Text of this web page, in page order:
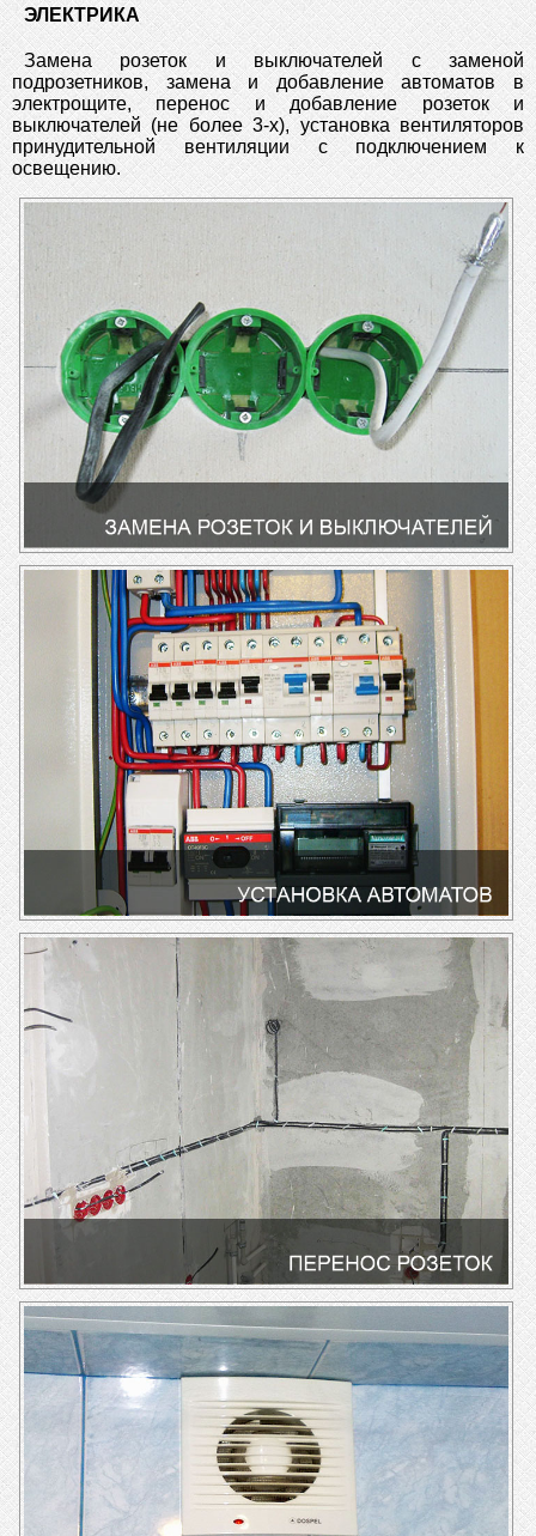
ЭЛЕКТРИКА
Замена розеток и выключателей с заменой
подрозетников, замена и добавление автоматов в
электрощите, перенос и добавление розеток и
выключателей (не более 3-х), установка вентиляторов
принудительной вентиляции с подключением к
освещению.